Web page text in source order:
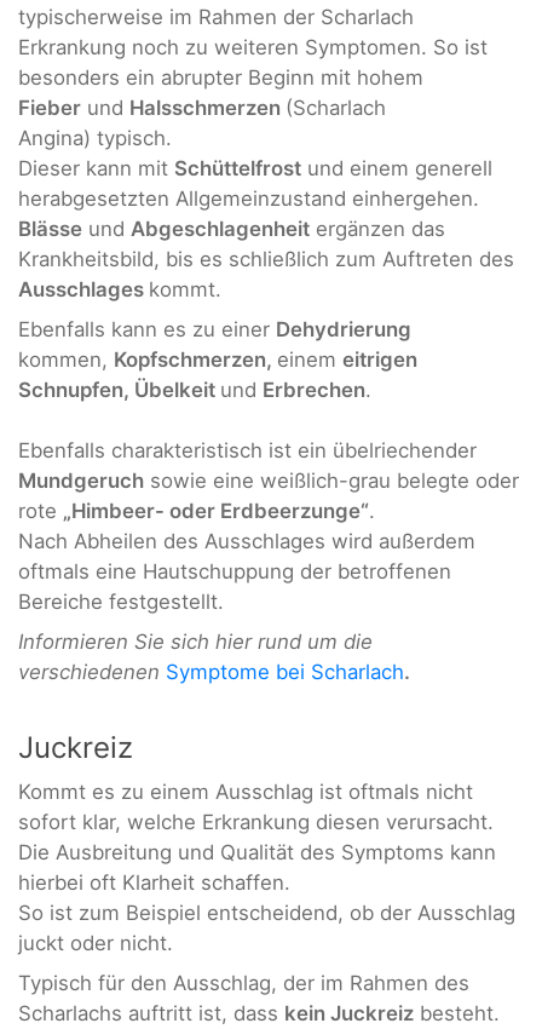
typischerweise im Rahmen der Scharlach
Erkrankung noch zu weiteren Symptomen. So ist
besonders ein abrupter Beginn mit hohem
Fieber und Halsschmerzen (Scharlach
Angina) typisch.
Dieser kann mit Schüttelfrost und einem generell
herabgesetzten Allgemeinzustand einhergehen.
Blässe und Abgeschlagenheit ergänzen das
Krankheitsbild, bis es schließlich zum Auftreten des
Ausschlages kommt.
Ebenfalls kann es zu einer Dehydrierung
kommen, Kopfschmerzen, einem eitrigen
Schnupfen, Übelkeit und Erbrechen.
Ebenfalls charakteristisch ist ein übelriechender
Mundgeruch sowie eine weißlich-grau belegte oder
rote „Himbeer- oder Erdbeerzunge“.
Nach Abheilen des Ausschlages wird außerdem
oftmals eine Hautschuppung der betroffenen
Bereiche festgestellt.
Informieren Sie sich hier rund um die
verschiedenen Symptome bei Scharlach.
Juckreiz
Kommt es zu einem Ausschlag ist oftmals nicht
sofort klar, welche Erkrankung diesen verursacht.
Die Ausbreitung und Qualität des Symptoms kann
hierbei oft Klarheit schaffen.
So ist zum Beispiel entscheidend, ob der Ausschlag
juckt oder nicht.
Typisch für den Ausschlag, der im Rahmen des
Scharlachs auftritt ist, dass kein Juckreiz besteht.